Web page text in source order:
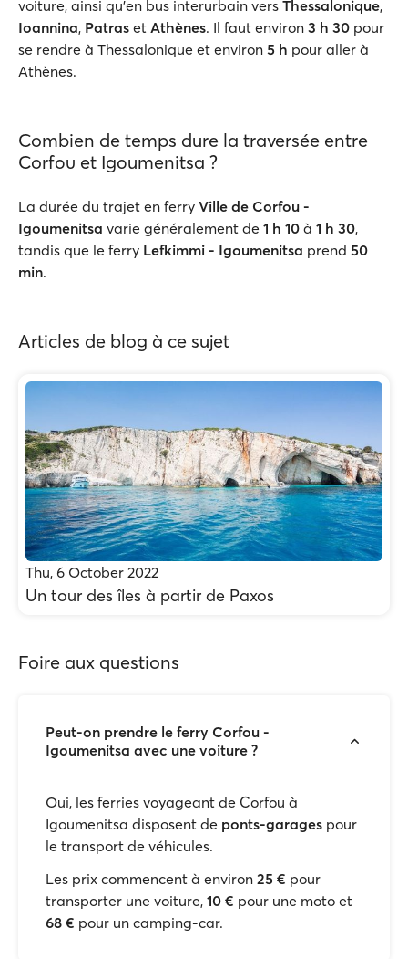
voiture, ainsi qu'en bus interurbain vers Thessalonique,
Ioannina, Patras et Athènes. Il faut environ 3 h 30 pour
se rendre à Thessalonique et environ 5 h pour aller à
Athènes.
Combien de temps dure la traversée entre
Corfου et Igοumenitsa ?
La durée du trajet en ferry Ville de Corfou -
Igoumenitsa varie généralement de 1 h 10 à 1 h 30,
tandis que le ferry Lefkimmi - Igoumenitsa prend 50
min.
Articles de blog à ce sujet
Thu, 6 October 2022
Un tour des îles à partir de Paxos
Foire aux questions
Peut-on prendre le ferry Corfou -
Igoumenitsa avec une voiture ?
Oui, les ferries voyageant de Corfou à
Igoumenitsa disposent de ponts-garages pour
le transport de véhicules.
Les prix commencent à environ 25 € pour
transporter une voiture, 10 € pour une moto et
68 € pour un camping-car.